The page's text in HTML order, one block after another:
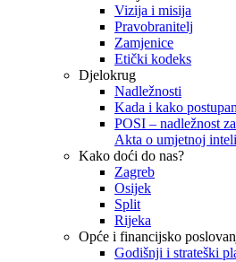
Vizija i misija
Pravobranitelj
Zamjenice
Etički kodeks
Djelokrug
Nadležnosti
Kada i kako
POSI – nadležnost
Akta o umjetnoj
Kako doći do nas?
Zagreb
Osijek
Split
Rijeka
Opće i financijsko
Godišnji i strateški